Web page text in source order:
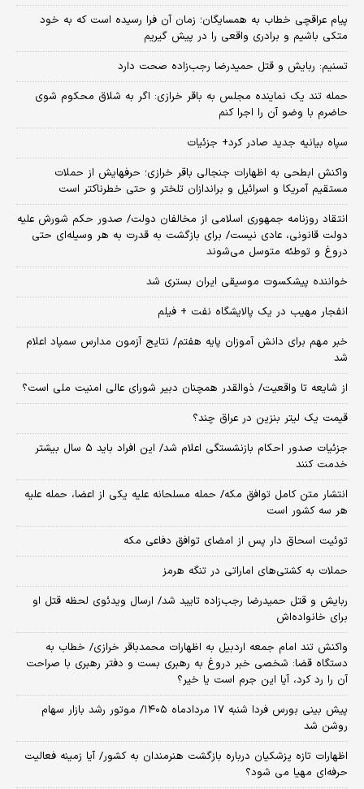
پیام عراقچی خطاب به همسایگان؛ زمان آن فرا رسیده است که به خود
متکی باشیم و برادری واقعی را در پیش گیریم
تسنیم: ربایش و قتل حمیدرضا رجب‌زاده صحت دارد
حمله تند یک نماینده مجلس به باقر خرازی: اگر به شلاق محکوم شوی
حاضرم با وضو آن را اجرا کنم
سپاه بیانیه جدید صادر کرد+ جزئیات
واکنش ابطحی به اظهارات جنجالی باقر خرازی؛ حرفهایش از حملات
مستقیم آمریکا و اسرائیل و براندازان تلختر و حتی خطرناکتر است
انتقاد روزنامه جمهوری اسلامی از مخالفان دولت/ صدور حکم شورش علیه
دولت قانونی، عادی نیست/ برای بازگشت به قدرت به هر وسیله‌ای حتی
دروغ و توطئه متوسل می‌شوند
خواننده پیشکسوت موسیقی ایران بستری شد
انفجار مهیب در یک پالایشگاه نفت + فیلم
خبر مهم برای دانش آموزان پایه هفتم/ نتایج آزمون مدارس سمپاد اعلام
شد
از شایعه تا واقعیت/ ذوالقدر همچنان دبیر شورای ‌عالی امنیت ملی است؟
قیمت یک لیتر بنزین در عراق چند؟
جزئیات صدور احکام بازنشستگی اعلام شد/ این افراد باید ۵ سال بیشتر
خدمت کنند
انتشار متن کامل توافق مکه/ حمله مسلحانه علیه یکی از اعضا، حمله علیه
هر سه کشور است
توئیت اسحاق دار پس از امضای توافق دفاعی مکه
حملات به کشتی‌های اماراتی در تنگه هرمز
ربایش و قتل حمیدرضا رجب‌زاده تایید شد/ ارسال ویدئوی لحظه قتل او
برای خانواده‌اش
واکنش تند امام جمعه اردبیل به اظهارات محمدباقر خرازی/ خطاب به
دستگاه قضا: شخصی خبر دروغ به رهبری بست و دفتر رهبری با صراحت
آن را رد کرد، آیا این جرم است یا خیر؟
پیش بینی بورس فردا شنبه ۱۷ مردادماه ۱۴۰۵/ موتور رشد بازار سهام
روشن شد
اظهارات تازه پزشکیان درباره بازگشت هنرمندان به کشور/ آیا زمینه فعالیت
حرفه‌ای مهیا می شود؟